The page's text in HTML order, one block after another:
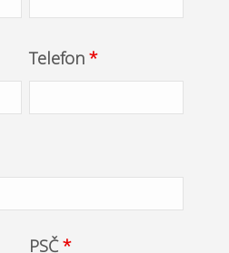
Telefon*
PSČ*